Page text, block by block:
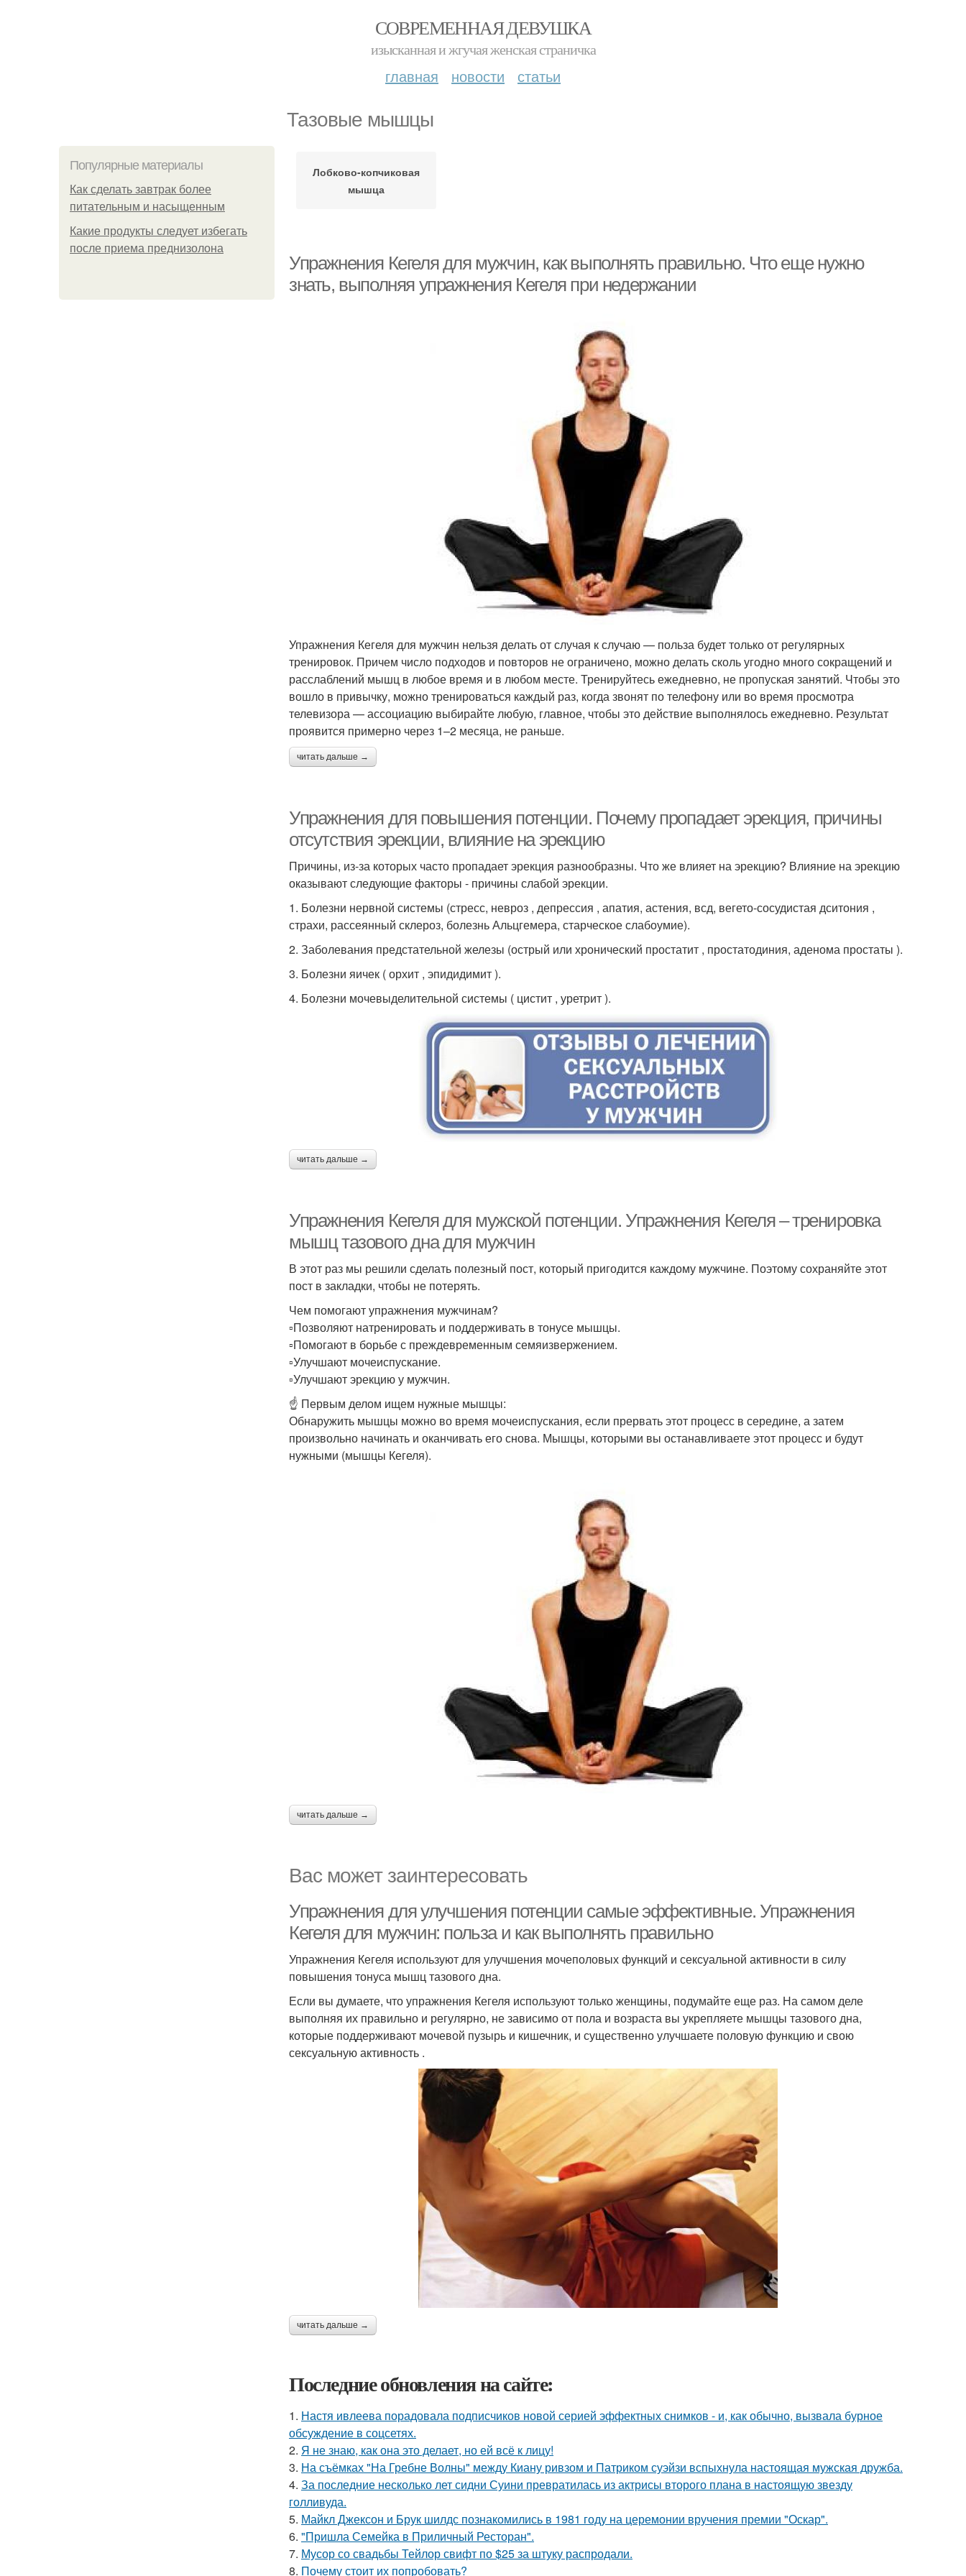
СОВРЕМЕННАЯ ДЕВУШКА
изысканная и жгучая женская страничка
главная новости статьи
Тазовые мышцы
Популярные материалы
Как сделать завтрак более
питательным и насыщенным
Какие продукты следует избегать
после приема преднизолона
Лобково-копчиковая
мышца
Упражнения Кегеля для мужчин, как выполнять правильно. Что еще нужно
знать, выполняя упражнения Кегеля при недержании
Упражнения Кегеля для мужчин нельзя делать от случая к случаю — польза будет только от регулярных
тренировок. Причем число подходов и повторов не ограничено, можно делать сколь угодно много сокращений и
расслаблений мышц в любое время и в любом месте. Тренируйтесь ежедневно, не пропуская занятий. Чтобы это
вошло в привычку, можно тренироваться каждый раз, когда звонят по телефону или во время просмотра
телевизора — ассоциацию выбирайте любую, главное, чтобы это действие выполнялось ежедневно. Результат
проявится примерно через 1–2 месяца, не раньше.
читать дальше →
Упражнения для повышения потенции. Почему пропадает эрекция, причины
отсутствия эрекции, влияние на эрекцию
Причины, из-за которых часто пропадает эрекция разнообразны. Что же влияет на эрекцию? Влияние на эрекцию
оказывают следующие факторы - причины слабой эрекции.
1. Болезни нервной системы (стресс, невроз , депрессия , апатия, астения, всд, вегето-сосудистая дситония ,
страхи, рассеянный склероз, болезнь Альцгемера, старческое слабоумие).
2. Заболевания предстательной железы (острый или хронический простатит , простатодиния, аденома простаты ).
3. Болезни яичек ( орхит , эпидидимит ).
4. Болезни мочевыделительной системы ( цистит , уретрит ).
читать дальше →
Упражнения Кегеля для мужской потенции. Упражнения Кегеля – тренировка
мышц тазового дна для мужчин
В этот раз мы решили сделать полезный пост, который пригодится каждому мужчине. Поэтому сохраняйте этот
пост в закладки, чтобы не потерять.
Чем помогают упражнения мужчинам?
▫️Позволяют натренировать и поддерживать в тонусе мышцы.
▫️Помогают в борьбе с преждевременным семяизвержением.
▫️Улучшают мочеиспускание.
▫️Улучшают эрекцию у мужчин.
☝ Первым делом ищем нужные мышцы:
Обнаружить мышцы можно во время мочеиспускания, если прервать этот процесс в середине, а затем
произвольно начинать и оканчивать его снова. Мышцы, которыми вы останавливаете этот процесс и будут
нужными (мышцы Кегеля).
читать дальше →
Вас может заинтересовать
Упражнения для улучшения потенции самые эффективные. Упражнения
Кегеля для мужчин: польза и как выполнять правильно
Упражнения Кегеля используют для улучшения мочеполовых функций и сексуальной активности в силу
повышения тонуса мышц тазового дна.
Если вы думаете, что упражнения Кегеля используют только женщины, подумайте еще раз. На самом деле
выполняя их правильно и регулярно, не зависимо от пола и возраста вы укрепляете мышцы тазового дна,
которые поддерживают мочевой пузырь и кишечник, и существенно улучшаете половую функцию и свою
сексуальную активность .
читать дальше →
Последние обновления на сайте:
1. Настя ивлеева порадовала подписчиков новой серией эффектных снимков - и, как обычно, вызвала бурное
обсуждение в соцсетях.
2. Я не знаю, как она это делает, но ей всё к лицу!
3. На съёмках "На Гребне Волны" между Киану ривзом и Патриком суэйзи вспыхнула настоящая мужская дружба.
4. За последние несколько лет сидни Суини превратилась из актрисы второго плана в настоящую звезду
голливуда.
5. Майкл Джексон и Брук шилдс познакомились в 1981 году на церемонии вручения премии "Оскар".
6. "Пришла Семейка в Приличный Ресторан".
7. Мусор со свадьбы Тейлор свифт по $25 за штуку распродали.
8. Почему стоит их попробовать?